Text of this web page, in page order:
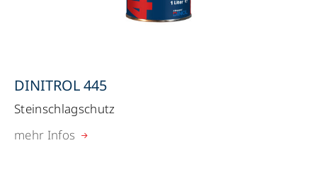
DINITROL 445
Steinschlagschutz
mehr Infos